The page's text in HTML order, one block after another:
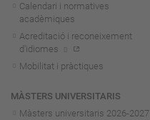
Calendari i normatives
acadèmiques
Acreditació i reconeixement
d'idiomes
Mobilitat i pràctiques
MÀSTERS UNIVERSITARIS
Màsters universitaris 2026-2027